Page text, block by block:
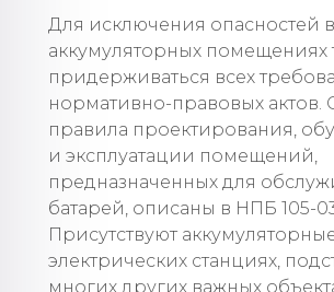
Для исключения опасностей в
аккумуляторных помещениях
придерживаться всех
нормативно-правовых
правила проектирования,
и эксплуатации помещений,
предназначенных для
батарей, описаны в НПБ 105-
Присутствуют
электрических станциях,
многих других важных